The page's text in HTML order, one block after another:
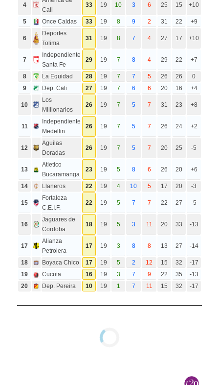
4
Cali
33 19 10 3 6 25 15 +10
5 Once Caldas 33 19 8 9 2 31 22 +9
6
Deportes
Tolima
31 19 8 7 4 27 17 +10
7
Independiente
Santa Fe
29 19 7 8 4 29 22 +7
8 La Equidad 28 19 7 7 5 26 26
0
9
Dep. Cali 27 19 7 6 6 20 16 +4
10
Los
Millionarios
26 19 7 5 7 31 23 +8
11
Independiente
Medellin
26 19 7 5 7 26 24 +2
12
Aguilas
Doradas
26 19 7 5 7 20 25 -5
13
Atletico
Bucaramanga
23 19 5 8 6 26 20 +6
14 Llaneros 22 19 4 10 5 17 20 -3
15
Fortaleza
C.E.I.F.
22 19 5 7 7 22 27 -5
16
Jaguares de
Cordoba
18 19 5 3 11 20 33 -13
17
Alianza
Petrolera
17 19 3 8 8 13 27 -14
18 Boyaca Chico 17 19 5 2 12 15 32
-17
19
Cucuta 16 19 3 7 9 22 35
-13
20
Dep. Pereira 10 19 1 7 11 15 32 -17